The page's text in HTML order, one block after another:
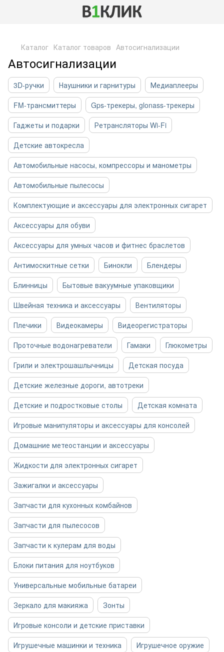
Каталог Каталог товаров Автосигнализации
Автосигнализации
3D-ручки Наушники и гарнитуры
Медиаплееры
FM-трансмиттеры
Gps-трекеры, glonass-трекеры
Гаджеты и подарки
Ретрансляторы Wi-Fi
Детские автокресла
Автомобильные насосы, компрессоры и манометры
Автомобильные пылесосы
Комплектующие и аксессуары для электронных сигарет
Аксессуары для обуви
Аксессуары для умных часов и фитнес браслетов
Антимоскитные сетки
Бинокли
Блендеры
Блинницы
Бытовые вакуумные упаковщики
Швейная техника и аксессуары
Вентиляторы
Плечики
Видеокамеры
Видеорегистраторы
Проточные водонагреватели
Гамаки
Глюкометры
Грили и электрошашлычницы
Детская посуда
Детские железные дороги, автотреки
Детские и подростковые столы
Детская комната
Игровые манипуляторы и аксессуары для консолей
Домашние метеостанции и аксессуары
Жидкости для электронных сигарет
Зажигалки и аксессуары
Запчасти для кухонных комбайнов
Запчасти для пылесосов
Запчасти к кулерам для воды
Блоки питания для ноутбуков
Универсальные мобильные батареи
Зеркало для макияжа
Зонты
Игровые консоли и детские приставки
Игрушечные машинки и техника
Игрушечное оружие